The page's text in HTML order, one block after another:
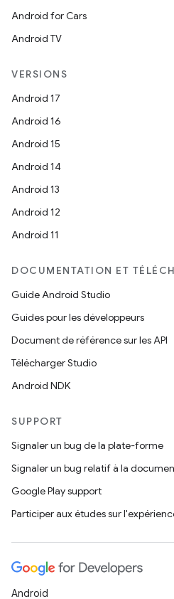
Android for Cars
Android TV
VERSIONS
Android 17
Android 16
Android 15
Android 14
Android 13
Android 12
Android 11
DOCUMENTATION ET
Guide Android Studio
Guides pour les développeurs
Document de référence sur les API
Télécharger Studio
Android NDK
SUPPORT
Signaler un bug de la plate-forme
Signaler un bug relatif à la
Google Play support
Participer aux études sur
Android